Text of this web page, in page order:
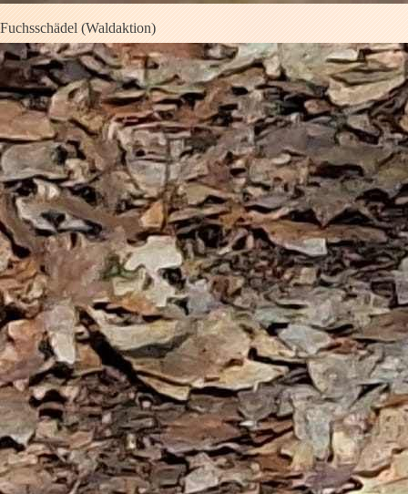
Fuchsschädel (Waldaktion)